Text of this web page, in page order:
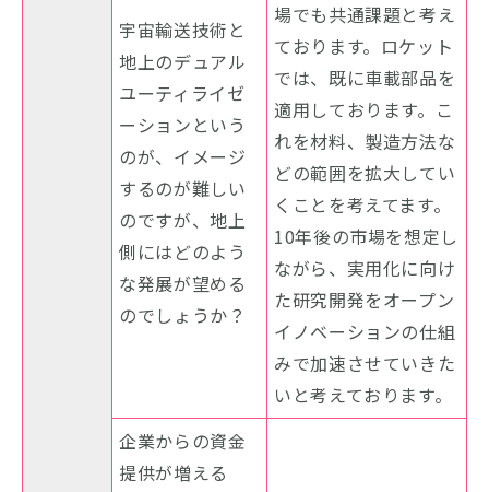
宇宙輸送技術と
地上のデュアル
ユーティライゼ
ーションという
のが、イメージ
するのが難しい
のですが、地上
側にはどのよう
な発展が望める
のでしょうか？
場でも共通課題と考え
ております。ロケット
では、既に車載部品を
適用しております。こ
れを材料、製造方法な
どの範囲を拡大してい
くことを考えてます。
10年後の市場を想定し
ながら、実用化に向け
た研究開発をオープン
イノベーションの仕組
みで加速させていきた
いと考えております。
企業からの資金
提供が増える